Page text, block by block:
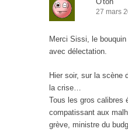
27 mars
Merci Sissi, le
avec délectation.
Hier soir, sur la scène
la crise…
Tous les gros calibres
compatissant aux
grève, ministre du